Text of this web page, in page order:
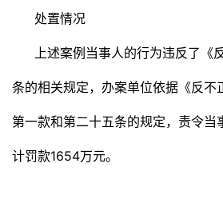
处置情况
上述案例当事人的行为违反了《
条的相关规定，办案单位依据《反不
第一款和第二十五条的规定，责令当
计罚款1654万元。